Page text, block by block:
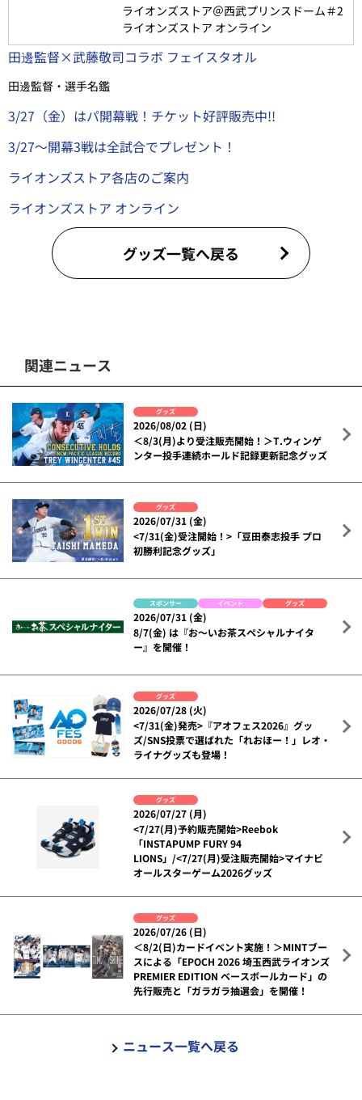
ライオンズストア＠西武プリンスドーム＃2
ライオンズストア オンライン
田邊監督×武藤敬司コラボ フェイスタオル
田邊監督・選手名鑑
3/27（金）はパ開幕戦！チケット好評販売中!!
3/27～開幕3戦は全試合でプレゼント！
ライオンズストア各店のご案内
ライオンズストア オンライン
グッズ一覧へ戻る
関連ニュース
グッズ
2026/08/02 (日)
＜8/3(月)より受注販売開始！＞T.ウィンゲ
ンター投手連続ホールド記録更新記念グッズ
グッズ
2026/07/31 (金)
<7/31(金)受注開始！>「豆田泰志投手 プロ
初勝利記念グッズ」
スポンサー イベント グッズ
2026/07/31 (金)
8/7(金) は『お～いお茶スペシャルナイタ
ー』を開催！
グッズ
2026/07/28 (火)
<7/31(金)発売>『アオフェス2026』グッ
ズ/SNS投票で選ばれた「れおほー！」レオ・
ライナグッズも登場！
グッズ
2026/07/27 (月)
<7/27(月)予約販売開始>Reebok
「INSTAPUMP FURY 94
LIONS」/<7/27(月)受注販売開始>マイナビ
オールスターゲーム2026グッズ
グッズ
2026/07/26 (日)
＜8/2(日)カードイベント実施！＞MINTブー
スによる「EPOCH 2026 埼玉西武ライオンズ
PREMIER EDITION ベースボールカード」の
先行販売と「ガラガラ抽選会」を開催！
ニュース一覧へ戻る